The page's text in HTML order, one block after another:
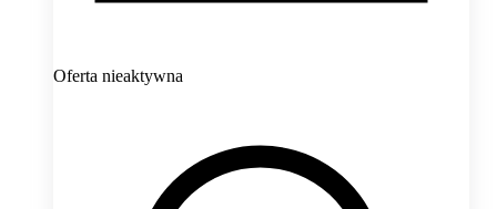
Oferta nieaktywna